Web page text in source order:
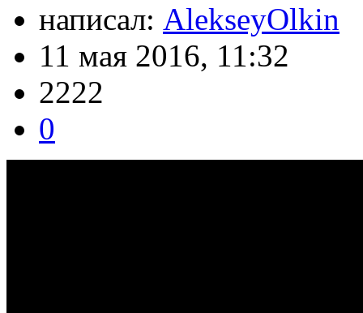
написал: AlekseyOlkin
11 мая 2016, 11:32
2222
0